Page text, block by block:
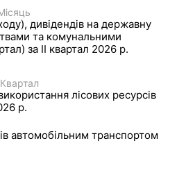
дивідендів на державну
та комунальними
за ІI квартал 2026 р.
Квартал
лісових ресурсів
р.
автомобільним транспортом